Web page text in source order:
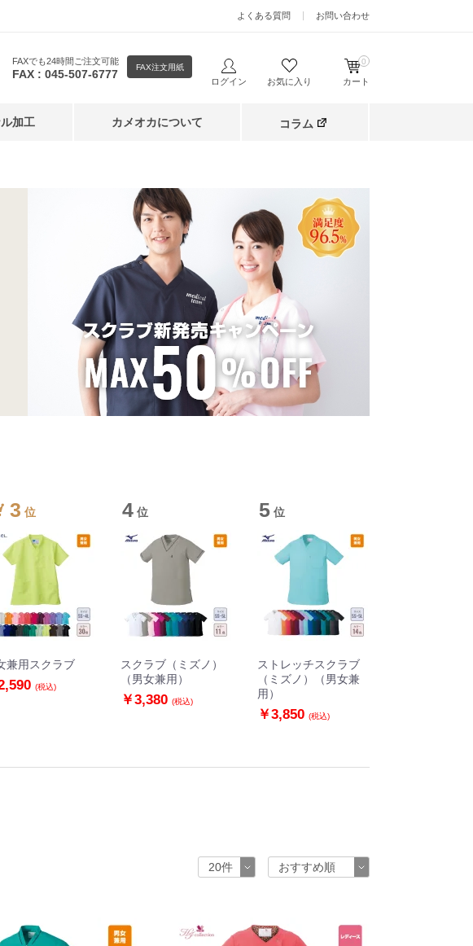
よくある質問 お問い合わせ
FAXでも24時間ご注文可能
FAX : 045-507-6777 FAX注文用紙
ログイン お気に入り カート
0
加工 カメオカについて コラム
3 位
兼用スクラブ
(税込)
4 位
スクラブ（ミズノ）
（男女兼用）
￥3,380 (税込)
5 位
ストレッチスクラブ
（ミズノ）（男女兼
用）
￥3,850 (税込)